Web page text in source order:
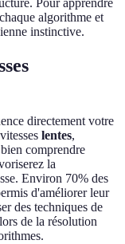
Pour apprendre
algorithme et
instinctive.
directement votre
lentes,
comprendre
la
Environ 70% des
d'améliorer leur
des techniques de
de la résolution